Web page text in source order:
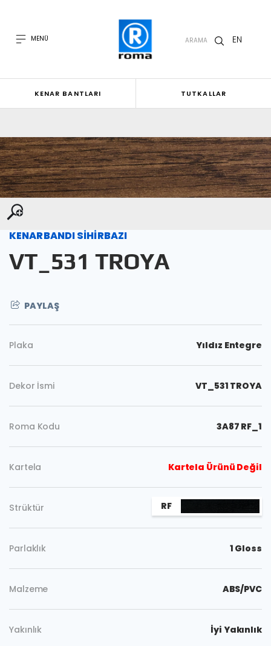
MENÜ ARAMA EN
KENAR BANTLARI TUTKALLAR
KENARBANDI SİHİRBAZI
VT_531 TROYA
PAYLAŞ
Plaka Yıldız Entegre
Dekor İsmi VT_531 TROYA
Roma Kodu 3A87 RF_1
Kartela Kartela Ürünü Değil
Strüktür RF
Parlaklık 1 Gloss
Malzeme ABS/PVC
Yakınlık İyi Yakınlık
Kopyala